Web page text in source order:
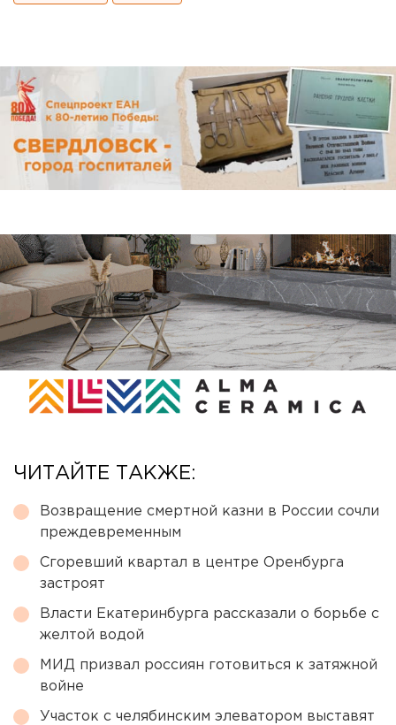
ЧИТАЙТЕ ТАКЖЕ:
Возвращение смертной казни в России сочли
преждевременным
Сгоревший квартал в центре Оренбурга
застроят
Власти Екатеринбурга рассказали о борьбе с
желтой водой
МИД призвал россиян готовиться к затяжной
войне
Участок с челябинским элеватором выставят